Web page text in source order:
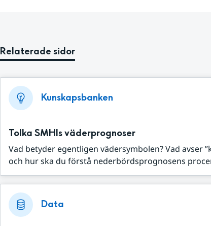
Relaterade sidor
Kunskapsbanken
Tolka SMHIs väderprognoser
Vad betyder egentligen vädersymbolen? Vad avser
och hur ska du förstå nederbördsprognosens
Data